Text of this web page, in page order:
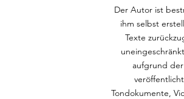
Der Autor ist
ihm selbst
Texte
aufgrund
Tondokumente,